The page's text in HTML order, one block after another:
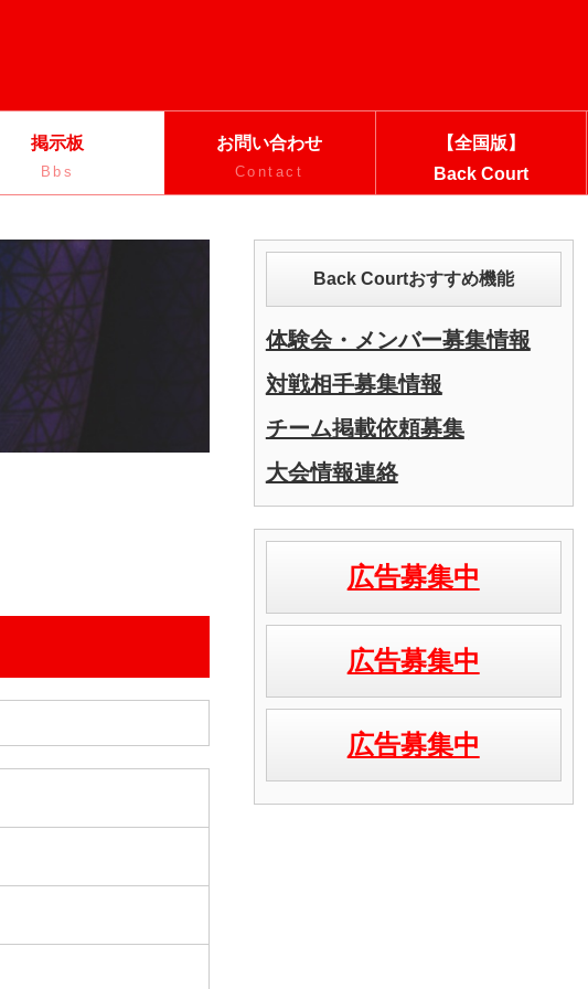
掲示板
Bbs
お問い合わせ
Contact
【全国版】
Back Court
Back Courtおすすめ機能
体験会・メンバー募集情報
対戦相手募集情報
チーム掲載依頼募集
大会情報連絡
広告募集中
広告募集中
広告募集中